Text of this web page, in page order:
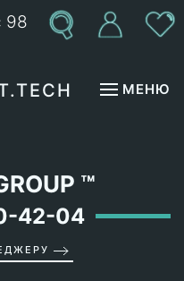
98
МЕНЮ
™
42-04